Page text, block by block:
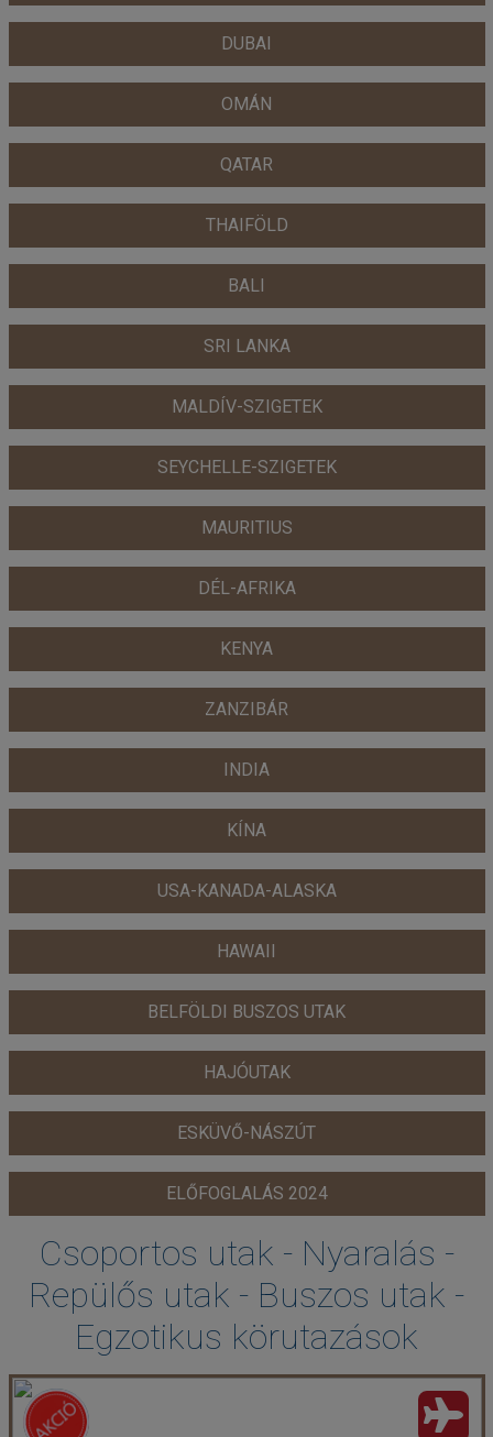
DUBAI
OMÁN
QATAR
THAIFÖLD
BALI
SRI LANKA
MALDÍV-SZIGETEK
SEYCHELLE-SZIGETEK
MAURITIUS
DÉL-AFRIKA
KENYA
ZANZIBÁR
INDIA
KÍNA
USA-KANADA-ALASKA
HAWAII
BELFÖLDI BUSZOS UTAK
HAJÓUTAK
ESKÜVŐ-NÁSZÚT
ELŐFOGLALÁS 2024
Csoportos utak - Nyaralás -
Repülős utak - Buszos utak -
Egzotikus körutazások